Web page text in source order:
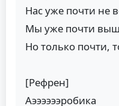
Нас уже почти не
Мы уже почти
Но только почти,
[Рефрен]
Аээээээробика